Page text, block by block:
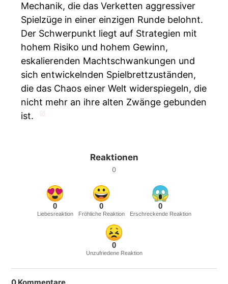
Mechanik, die das Verketten aggressiver
Spielzüge in einer einzigen Runde belohnt.
Der Schwerpunkt liegt auf Strategien mit
hohem Risiko und hohem Gewinn,
eskalierenden Machtschwankungen und
sich entwickelnden Spielbrettzuständen,
die das Chaos einer Welt widerspiegeln, die
nicht mehr an ihre alten Zwänge gebunden
ist.
Reaktionen
0
0
Liebesreaktion
0
Fröhliche Reaktion
0
Erschreckende Reaktion
0
Unzufriedene Reaktion